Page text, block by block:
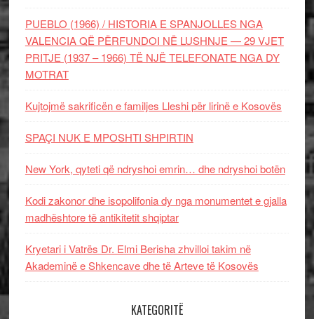
PUEBLO (1966) / HISTORIA E SPANJOLLES NGA
VALENCIA QË PËRFUNDOI NË LUSHNJE — 29 VJET
PRITJE (1937 – 1966) TË NJË TELEFONATE NGA DY
MOTRAT
Kujtojmë sakrificën e familjes Lleshi për lirinë e Kosovës
SPAÇI NUK E MPOSHTI SHPIRTIN
New York, qyteti që ndryshoi emrin… dhe ndryshoi botën
Kodi zakonor dhe isopolifonia dy nga monumentet e gjalla
madhështore të antikitetit shqiptar
Kryetari i Vatrës Dr. Elmi Berisha zhvilloi takim në
Akademinë e Shkencave dhe të Arteve të Kosovës
KATEGORITË